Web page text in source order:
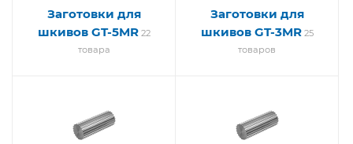
Заготовки для
шкивов GT-5MR 22
товара
Заготовки для
шкивов GT-3MR 25
товаров